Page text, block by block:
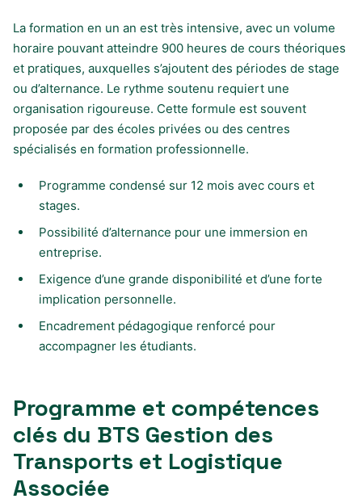
La formation en un an est très intensive, avec un volume
horaire pouvant atteindre 900 heures de cours théoriques
et pratiques, auxquelles s’ajoutent des périodes de stage
ou d’alternance. Le rythme soutenu requiert une
organisation rigoureuse. Cette formule est souvent
proposée par des écoles privées ou des centres
spécialisés en formation professionnelle.
Programme condensé sur 12 mois avec cours et
stages.
Possibilité d’alternance pour une immersion en
entreprise.
Exigence d’une grande disponibilité et d’une forte
implication personnelle.
Encadrement pédagogique renforcé pour
accompagner les étudiants.
Programme et compétences
clés du BTS Gestion des
Transports et Logistique
Associée